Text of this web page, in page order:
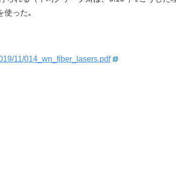
使った｡
11/014_wn_fiber_lasers.pdf